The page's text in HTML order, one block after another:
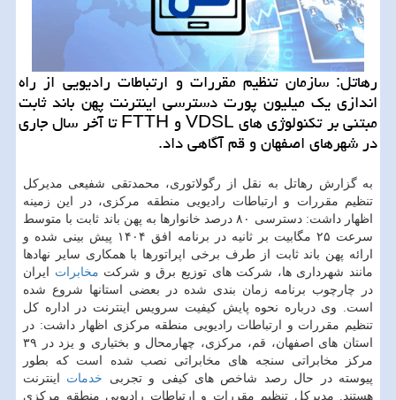
رهاتل: سازمان تنظیم مقررات و ارتباطات رادیویی از راه
اندازی یك میلیون پورت دسترسی اینترنت پهن باند ثابت
مبتنی بر تكنولوژی های VDSL و FTTH تا آخر سال جاری
در شهرهای اصفهان و قم آگاهی داد.
به گزارش رهاتل به نقل از رگولاتوری، محمدتقی شفیعی مدیرکل
تنظیم مقررات و ارتباطات رادیویی منطقه مرکزی، در این زمینه
اظهار داشت: دسترسی ۸۰ درصد خانوارها به پهن باند ثابت با متوسط
سرعت ۲۵ مگابیت بر ثانیه در برنامه افق ۱۴۰۴ پیش بینی شده و
ارائه پهن باند ثابت از طرف برخی اپراتورها با همکاری سایر نهادها
مانند شهرداری ها، شرکت های توزیع برق و شرکت مخابرات ایران
در چارچوب برنامه زمان بندی شده در بعضی استانها شروع شده
است. وی درباره نحوه پایش کیفیت سرویس اینترنت در اداره کل
تنظیم مقررات و ارتباطات رادیویی منطقه مرکزی اظهار داشت: در
استان های اصفهان، قم، مرکزی، چهارمحال و بختیاری و یزد در ۳۹
مرکز مخابراتی سنجه های مخابراتی نصب شده است که بطور
پیوسته در حال رصد شاخص ‎های کیفی و تجربی
خدمات اینترنت
هستند. مدیرکل تنظیم مقررات و ارتباطات رادیویی منطقه مرکزی